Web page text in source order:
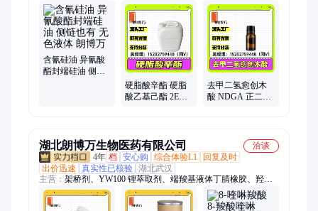
氢醌酯、卡必醇、消泡剂、磷酸铁、肉桂醇、肉桂醛、碳酸镉、
磷酸铝、银墨水、椰油胺、封装胶、化合物、桦木油、稀释剂、
羟乙基、乙硫氮、润肤剂、球虫酯、矮壮素、异龙脑
含氰硅油 异氰酸
酯封端硅油 侧链
硬脂酸辛酯 硬脂
酸乙基己酯 2EHS
去甲二氢愈创木
酸 NDGA 正二氢
湖北朗博万生物医药有限公司
洽谈
4年 档 安心购 综合体验L1
回复及时
出价迅速
真实性已核验 湖北武汉
主营： 架桥剂、YW100 锂萃取剂、端羧基液体丁腈橡胶、羟基
氟硅油、10-羟基癸酸、苯乙烯磷酸、肉豆蔻酸镁、硬脂酸钴、
全氟三丁胺、乙烯基磷酸二乙酯、磷酸锰铁锂、β-磷酸三钙、十